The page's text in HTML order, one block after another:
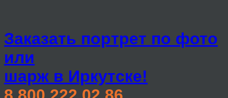
Заказать портрет по фото
или
шарж в Иркутске!